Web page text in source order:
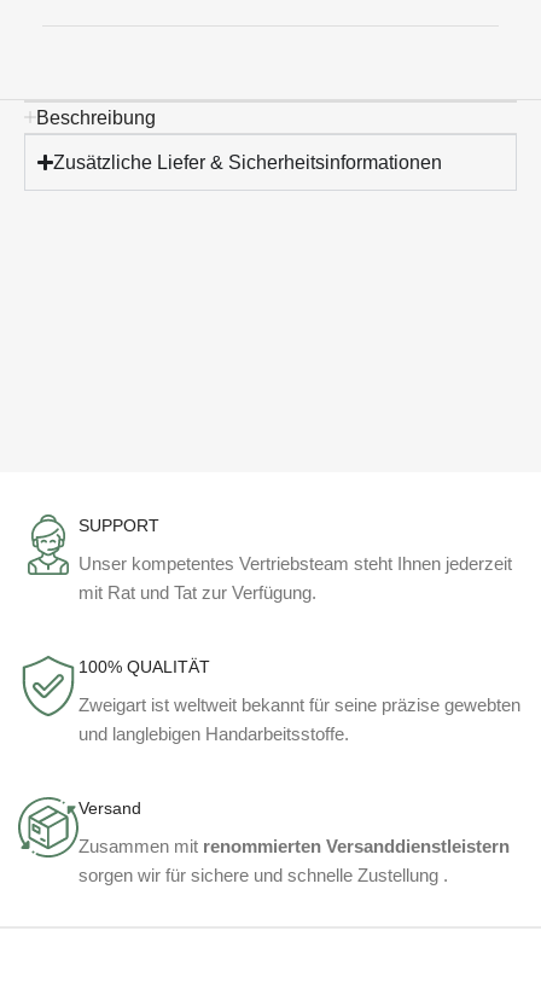
Beschreibung
Zusätzliche Liefer & Sicherheitsinformationen
SUPPORT
Unser kompetentes Vertriebsteam steht Ihnen jederzeit
mit Rat und Tat zur Verfügung.
100% QUALITÄT
Zweigart ist weltweit bekannt für seine präzise gewebten
und langlebigen Handarbeitsstoffe.
Versand
Zusammen mit renommierten Versanddienstleistern
sorgen wir für sichere und schnelle Zustellung .